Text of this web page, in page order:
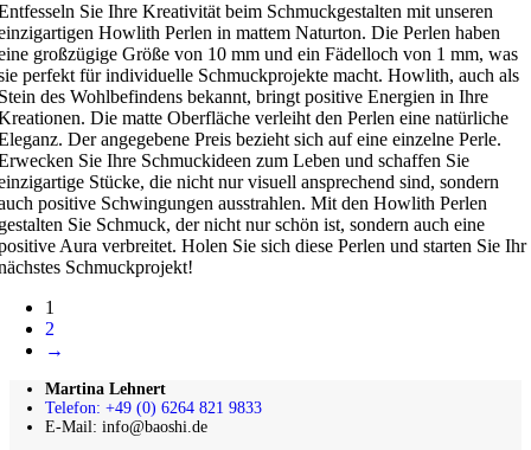
Sie Ihre Kreativität beim Schmuckgestalten mit unseren
Howlith Perlen in mattem Naturton. Die Perlen haben
großzügige Größe von 10 mm und ein Fädelloch von 1 mm, was
perfekt für individuelle Schmuckprojekte macht. Howlith, auch als
des Wohlbefindens bekannt, bringt positive Energien in Ihre
Die matte Oberfläche verleiht den Perlen eine natürliche
Der angegebene Preis bezieht sich auf eine einzelne Perle.
Sie Ihre Schmuckideen zum Leben und schaffen Sie
Stücke, die nicht nur visuell ansprechend sind, sondern
positive Schwingungen ausstrahlen. Mit den Howlith Perlen
Sie Schmuck, der nicht nur schön ist, sondern auch eine
Aura verbreitet. Holen Sie sich diese Perlen und starten Sie Ihr
Schmuckprojekt!
1
2
→
Martina Lehnert
Telefon: +49 (0) 6264 821 9833
E-Mail: info@baoshi.de